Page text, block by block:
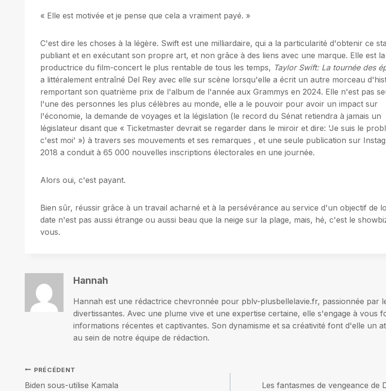
« Elle est motivée et je pense que cela a vraiment payé. »
C'est dire les choses à la légère. Swift est une milliardaire, qui a la particularité d'obtenir ce
publiant et en exécutant son propre art, et non grâce à des liens avec une marque. Elle est
productrice du film-concert le plus rentable de tous les temps, Taylor Swift: La tournée des
a littéralement entraîné Del Rey avec elle sur scène lorsqu'elle a écrit un autre morceau
remportant son quatrième prix de l'album de l'année aux Grammys en 2024. Elle n'est pas
l'une des personnes les plus célèbres au monde, elle a le pouvoir pour avoir un impact sur
l'économie, la demande de voyages et la législation (le record du Sénat retiendra à jamais un
législateur disant que « Ticketmaster devrait se regarder dans le miroir et dire: 'Je suis le
c'est moi' ») à travers ses mouvements et ses remarques , et une seule publication sur
2018 a conduit à 65 000 nouvelles inscriptions électorales en une journée.
Alors oui, c'est payant.
Bien sûr, réussir grâce à un travail acharné et à la persévérance au service d'un objectif de
date n'est pas aussi étrange ou aussi beau que la neige sur la plage, mais, hé, c'est le
vous.
Hannah
Hannah est une rédactrice chevronnée pour pblv-plusbellelavie.fr, passionnée par
divertissantes. Avec une plume vive et une expertise certaine, elle s'engage à vous
informations récentes et captivantes. Son dynamisme et sa créativité font d'elle un
au sein de notre équipe de rédaction.
Navigation
PRÉCÉDENT
Biden sous-utilise Kamala
Les fantasmes de vengeance de